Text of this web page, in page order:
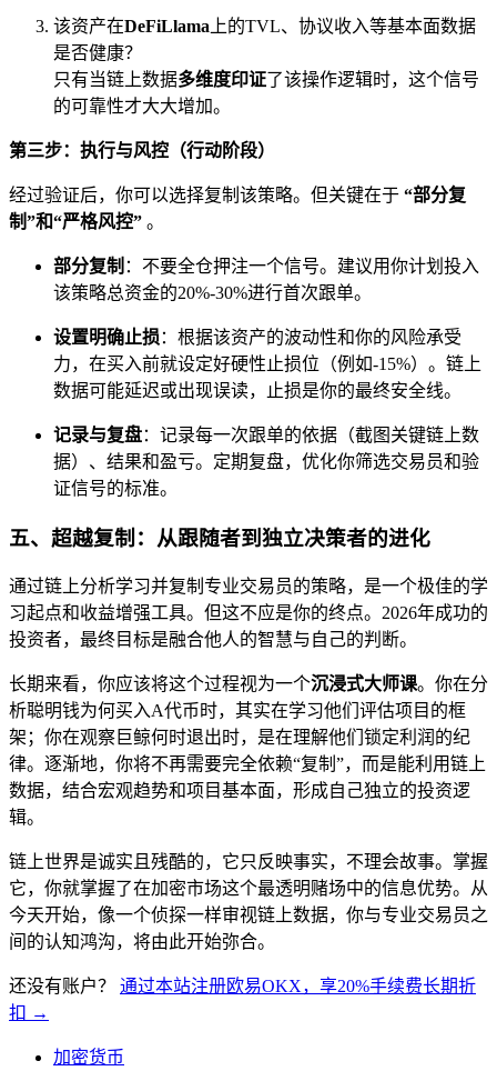
该资产在DeFiLlama 上的TVL、协议收入等基本面数据
是否健康？
只有当链上数据多维度印证了该操作逻辑时，这个信号
的可靠性才大大增加。
第三步：执行与风控（行动阶段）
经过验证后，你可以选择复制该策略。但关键在于 “部分复
制”和“严格风控” 。
部分复制 ：不要全仓押注一个信号。建议用你计划投入
该策略总资金的20%-30%进行首次跟单。
设置明确止损 ：根据该资产的波动性和你的风险承受
力，在买入前就设定好硬性止损位（例如-15%）。链上
数据可能延迟或出现误读，止损是你的最终安全线。
记录与复盘：记录每一次跟单的依据（截图关键链上数
据）、结果和盈亏。定期复盘，优化你筛选交易员和验
证信号的标准。
五、超越复制：从跟随者到独立决策者的进化
通过链上分析学习并复制专业交易员的策略，是一个极佳的学
习起点和收益增强工具。但这不应是你的终点。2026年成功的
投资者，最终目标是融合他人的智慧与自己的判断。
长期来看，你应该将这个过程视为一个沉浸式大师课。你在分
析聪明钱为何买入A代币时，其实在学习他们评估项目的框
架；你在观察巨鲸何时退出时，是在理解他们锁定利润的纪
律。逐渐地，你将不再需要完全依赖“复制”，而是能利用链上
数据，结合宏观趋势和项目基本面，形成自己独立的投资逻
辑。
链上世界是诚实且残酷的，它只反映事实，不理会故事。掌握
它，你就掌握了在加密市场这个最透明赌场中的信息优势。从
今天开始，像一个侦探一样审视链上数据，你与专业交易员之
间的认知鸿沟，将由此开始弥合。
还没有账户？ 通过本站注册欧易OKX，享20%手续费长期折
扣 →
加密货币